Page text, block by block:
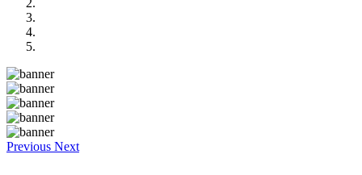
Previous Next